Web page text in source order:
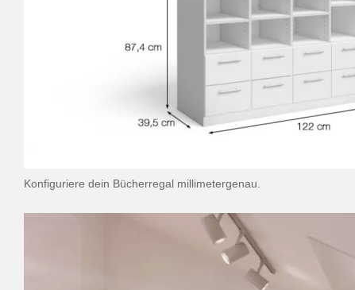
Konfiguriere dein Bücherregal millimetergenau.